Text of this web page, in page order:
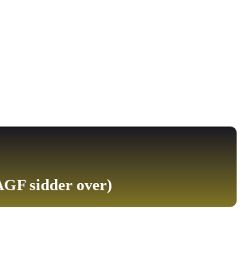
sidder over)